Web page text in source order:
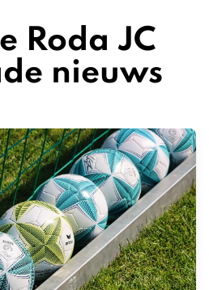
Roda JC
nieuws